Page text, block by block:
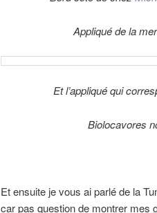
Appliqué de la
Et l’appliqué qui
Biolocavores
Et ensuite je vous ai parlé de la
car pas question de montrer mes